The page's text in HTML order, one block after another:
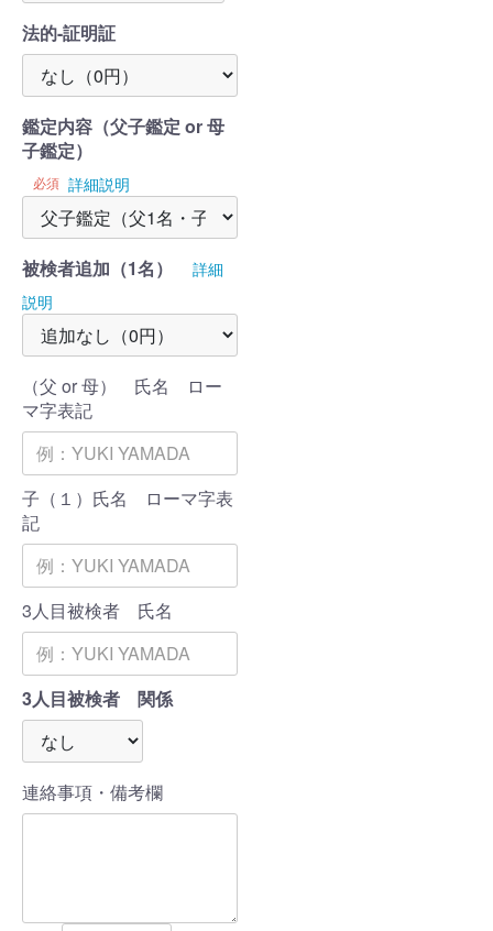
法的-証明証
鑑定内容（父子鑑定 or 母
子鑑定）
必須 詳細説明
被検者追加（1名）
詳細
説明
（父 or 母） 氏名 ロー
マ字表記
子（１）氏名 ローマ字表
記
3人目被検者 氏名
3人目被検者 関係
連絡事項・備考欄